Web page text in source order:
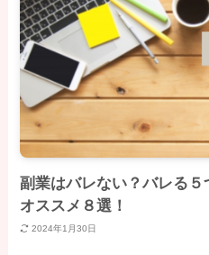
副業はバレない？バレる
オススメ８選！
2024年1月30日